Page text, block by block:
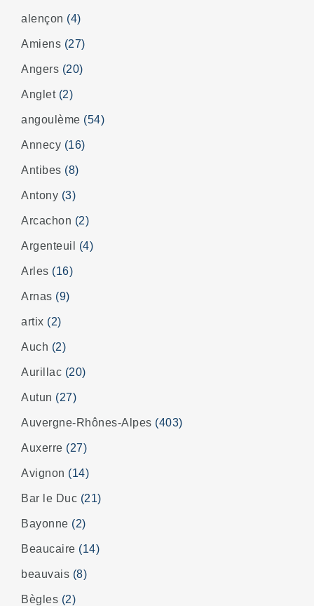
alençon (4)
Amiens (27)
Angers (20)
Anglet (2)
angoulème (54)
Annecy (16)
Antibes (8)
Antony (3)
Arcachon (2)
Argenteuil (4)
Arles (16)
Arnas (9)
artix (2)
Auch (2)
Aurillac (20)
Autun (27)
Auvergne-Rhônes-Alpes (403)
Auxerre (27)
Avignon (14)
Bar le Duc (21)
Bayonne (2)
Beaucaire (14)
beauvais (8)
Bègles (2)